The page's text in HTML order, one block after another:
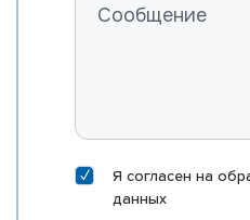
MR M-DUKE NEWTON-ET
MR SUPERHERO NEXUS-
MR RUBICON NICHE-ET
Я согласен на
данных